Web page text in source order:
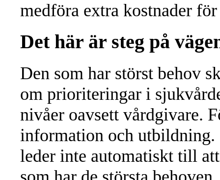
medföra extra kostnader
Det här är steg på
Den som har störst behov
om prioriteringar i
nivåer oavsett vårdgivare.
information och utbildning.
leder inte automatiskt till